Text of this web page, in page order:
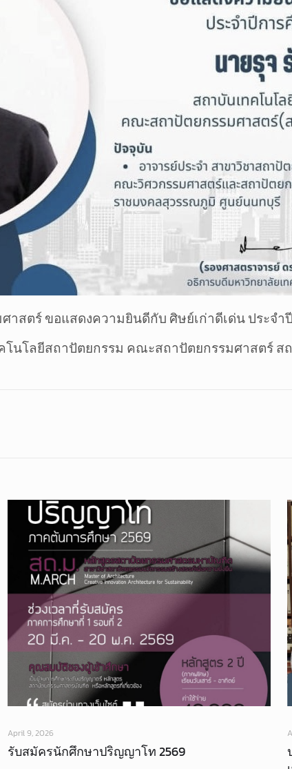
สตร์ ขอแสดงความยินดีกับ ศิษย์เก่าดีเด่น ประจำ
โนโลยีสถาปัตยกรรม คณะสถาปัตยกรรมศาสตร์ ส
April 9, 2026
รับสมัครนักศึกษาปริญญาโท 2569